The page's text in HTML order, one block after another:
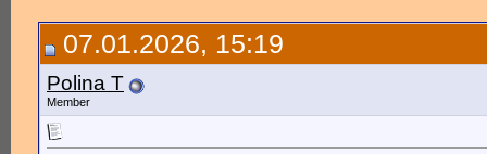
07.01.2026, 15:19
Polina T
Member